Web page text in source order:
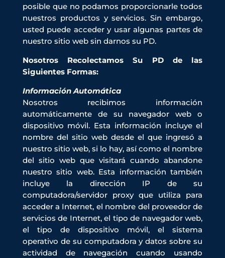
posible que no podamos proporcionarle todos
nuestros productos y servicios. Sin embargo,
usted puede acceder y usar algunas partes de
nuestro sitio web sin darnos su PD.
Nosotros Recolectamos Su PD de las
Siguientes Formas:
Información Automática
Nosotros recibimos información
automáticamente de su navegador web o
dispositivo móvil. Esta información incluye el
nombre del sitio web desde el que ingresó a
nuestro sitio web, si lo hay, así como el nombre
del sitio web que visitará cuando abandone
nuestro sitio web. Esta información también
incluye la dirección IP de su
computadora/servidor proxy que utiliza para
acceder a Internet, el nombre del proveedor de
servicios de Internet, el tipo de navegador web,
el tipo de dispositivo móvil, el sistema
operativo de su computadora y datos sobre su
actividad de navegación cuando usando